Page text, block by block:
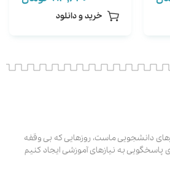
محور
خرید و دانلود
دانشجویی ماست، روزهایی که بی وقفه
پاسخگویی به نیازهای آموزشی ایجاد کنیم